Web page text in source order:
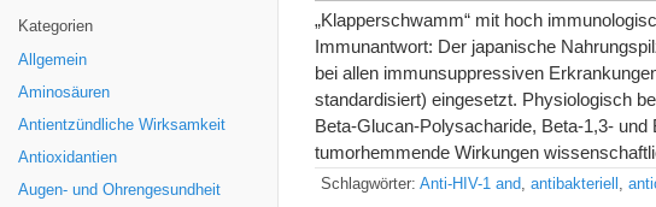
Kategorien
Allgemein
Aminosäuren
Antientzündliche Wirksamkeit
Antioxidantien
Augen- und Ohrengesundheit
„Klapperschwamm“ mit hoch
Immunantwort: Der japanische
bei allen immunsuppressiven
standardisiert) eingesetzt. Physiologisch
Beta-Glucan-Polysacharide, Beta-1,3-
tumorhemmende Wirkungen
Schlagwörter: Anti-HIV-1 and, antibakteriell ,